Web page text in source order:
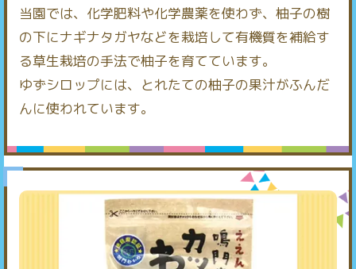
当園では、化学肥料や化学農薬を使わず、柚子の樹
の下にナギナタガヤなどを栽培して有機質を補給す
る草生栽培の手法で柚子を育てています。
ゆずシロップには、とれたての柚子の果汁がふんだ
んに使われています。